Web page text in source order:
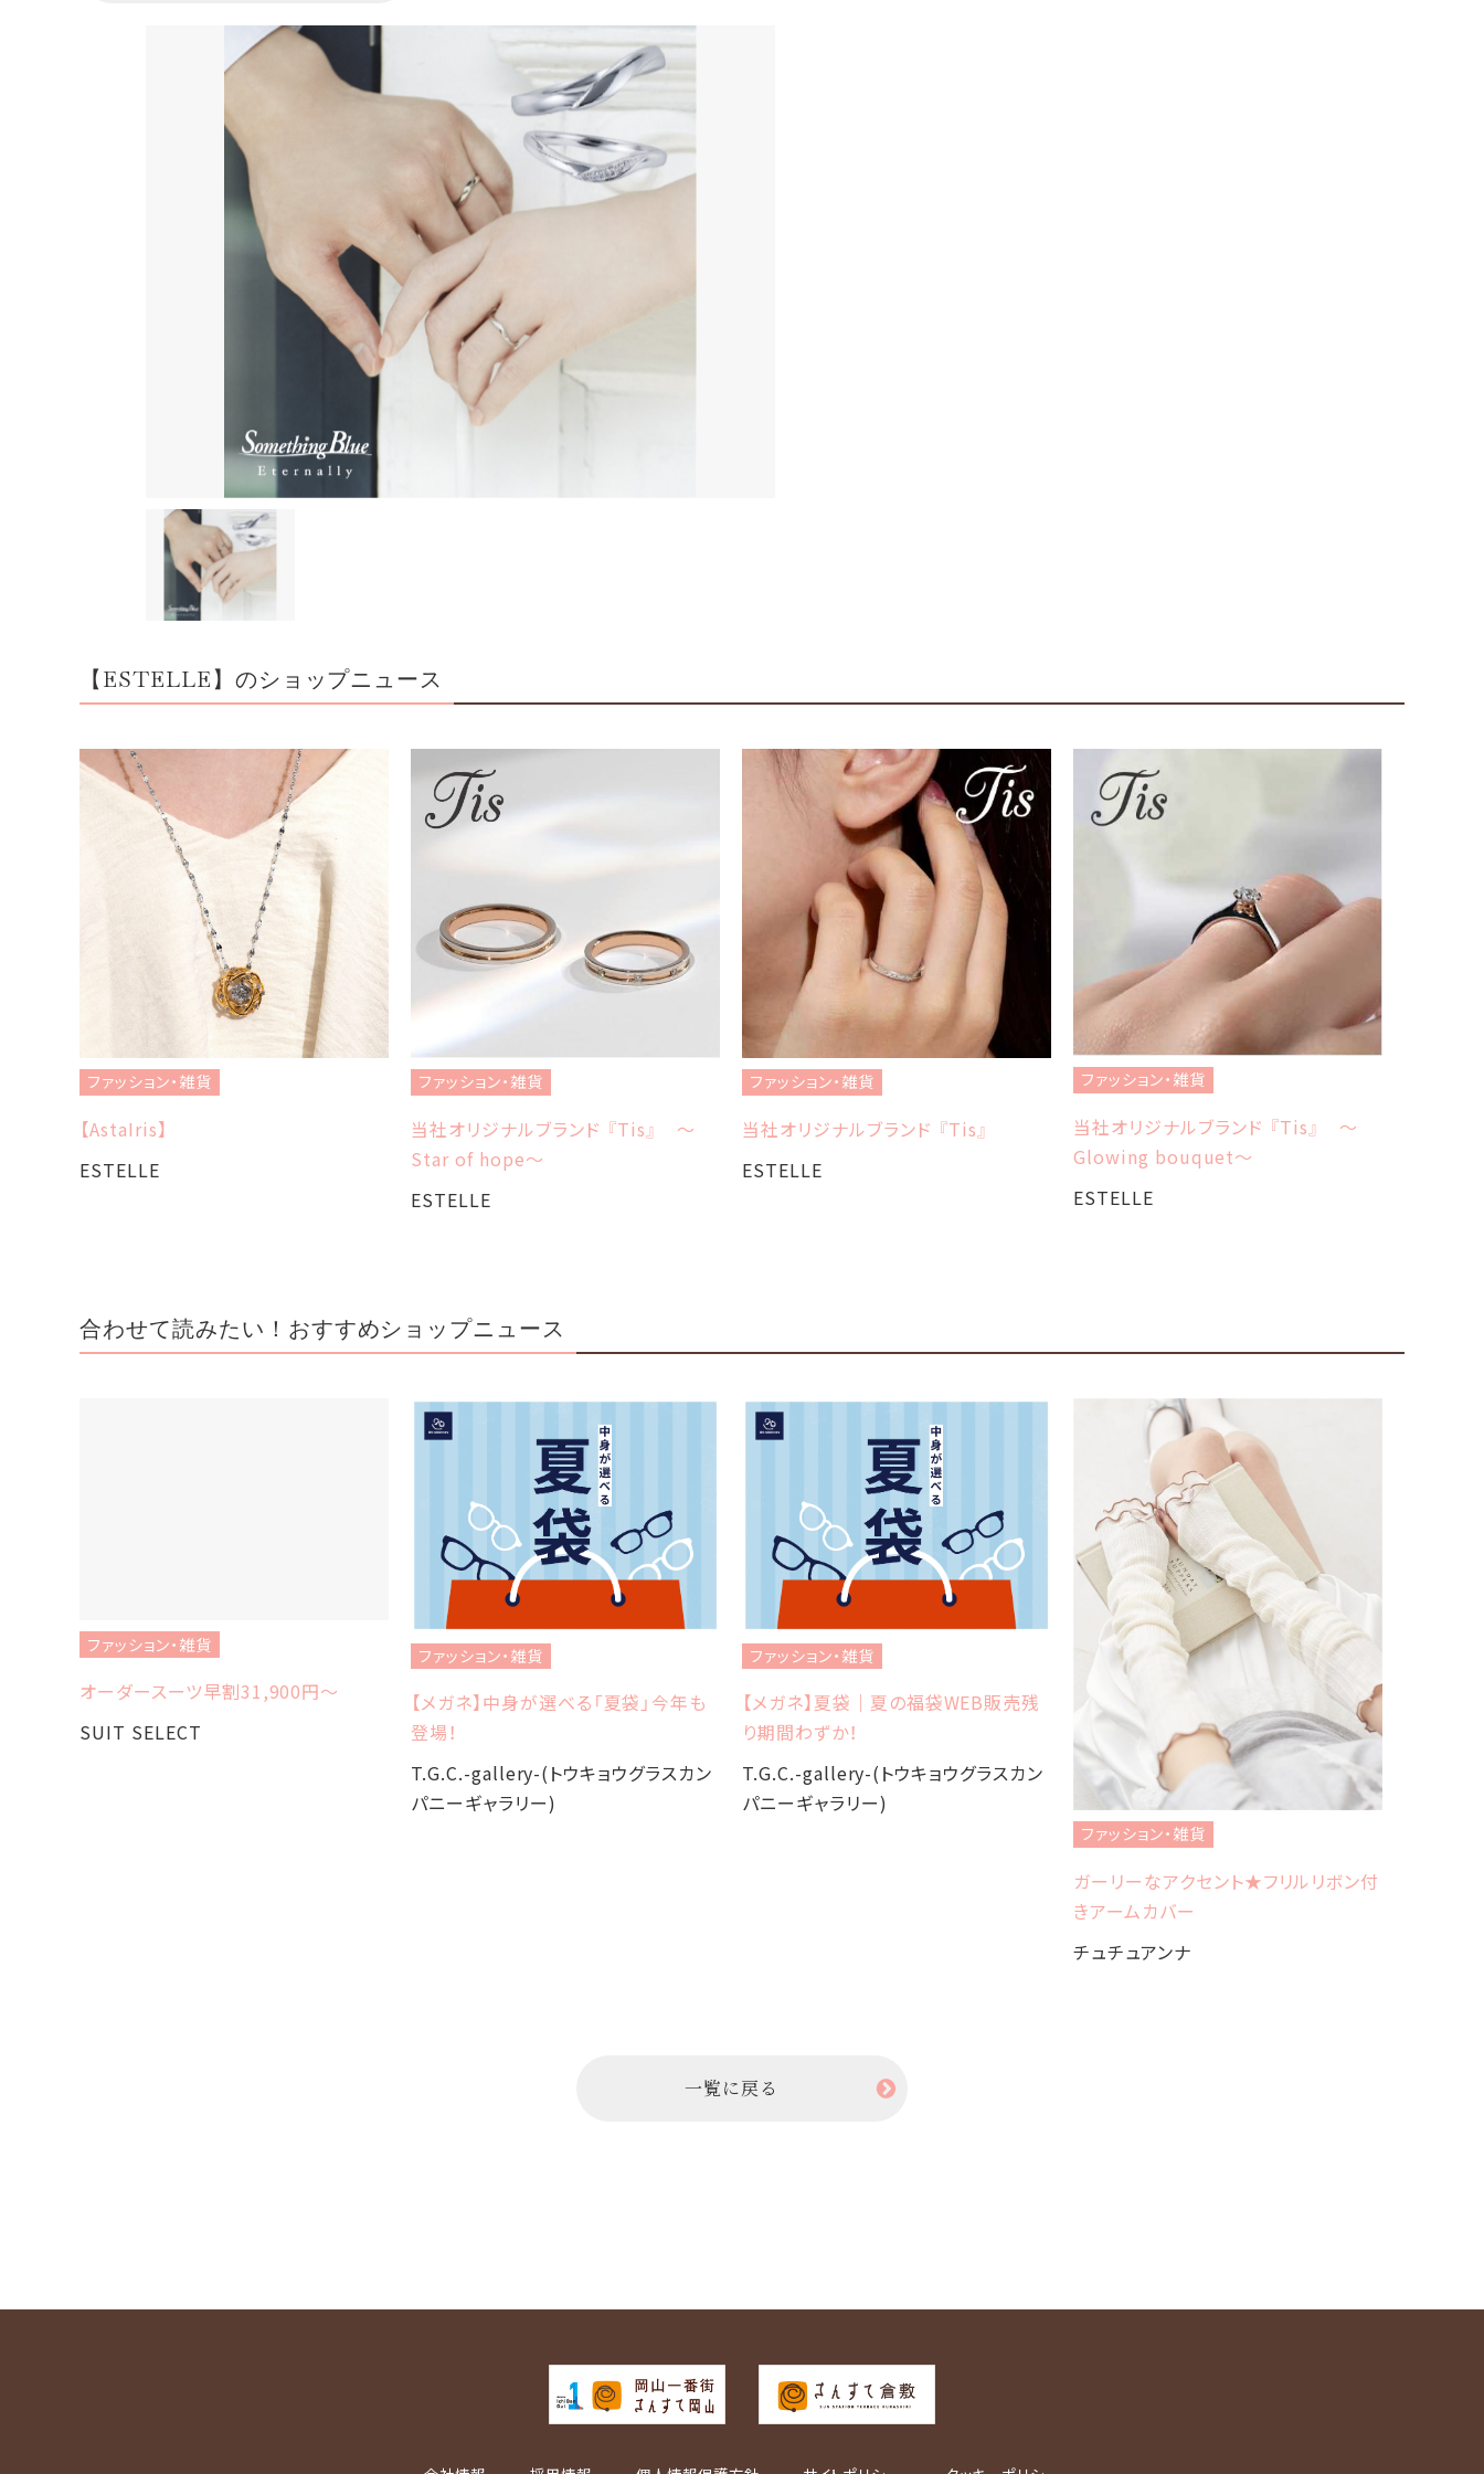
【ESTELLE】のショップニュース
ファッション・雑貨
【AstaIris】
ESTELLE
ファッション・雑貨
当社オリジナルブランド 『Tis』 ～
Star of hope～
ESTELLE
ファッション・雑貨
当社オリジナルブランド 『Tis』
ESTELLE
ファッション・雑貨
当社オリジナルブランド 『Tis』 ～
Glowing bouquet～
ESTELLE
合わせて読みたい！おすすめショップニュース
ファッション・雑貨
オーダースーツ早割31,900円〜
SUIT SELECT
ファッション・雑貨
【メガネ】中身が選べる「夏袋」今年も
登場！
T.G.C.-gallery-(トウキョウグラスカン
パニーギャラリー)
ファッション・雑貨
【メガネ】夏袋｜夏の福袋WEB販売残
り期間わずか！
T.G.C.-gallery-(トウキョウグラスカン
パニーギャラリー)
ファッション・雑貨
ガーリーなアクセント★フリルリボン付
きアームカバー
チュチュアンナ
一覧に戻る